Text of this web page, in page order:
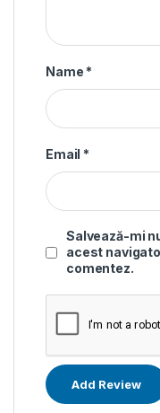
Name *
Email *
Salvează-mi
acest
comentez.